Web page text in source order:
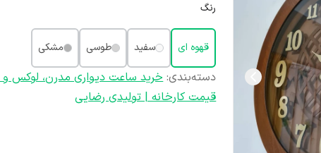
رنگ
قهوه ای سفید طوسی مشکی
دسته‌بندی:خرید ساعت دیواری مدرن، لوکس
قیمت کارخانه | تولیدی رضایی